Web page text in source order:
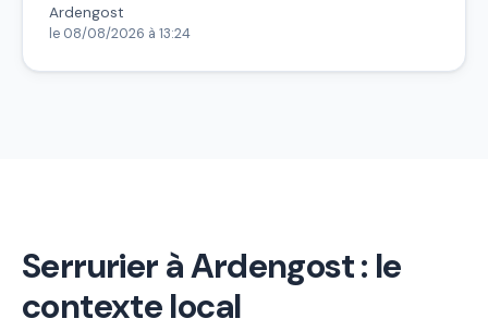
Ardengost
le 08/08/2026 à 13:24
Serrurier à Ardengost : le
contexte local